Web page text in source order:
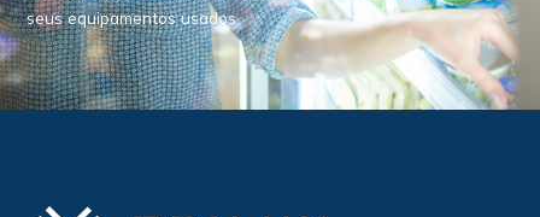
seus equipamentos usados.